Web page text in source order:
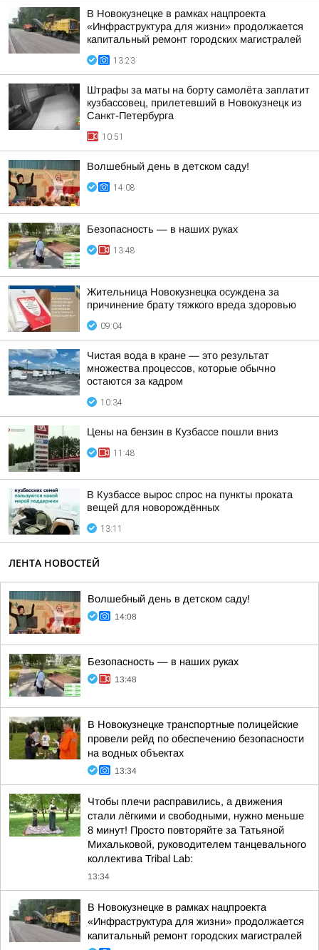
В Новокузнецке в рамках нацпроекта
«Инфраструктура для жизни» продолжается
капитальный ремонт городских магистралей
13:23
Штрафы за маты на борту самолёта заплатит
кузбассовец, прилетевший в Новокузнецк из
Санкт-Петербурга
10:51
Волшебный день в детском саду!
14:08
Безопасность — в наших руках
13:48
Жительница Новокузнецка осуждена за
причинение брату тяжкого вреда здоровью
09:04
Чистая вода в кране — это результат
множества процессов, которые обычно
остаются за кадром
10:34
Цены на бензин в Кузбассе пошли вниз
11:48
В Кузбассе вырос спрос на пункты проката
вещей для новорождённых
13:11
ЛЕНТА НОВОСТЕЙ
Волшебный день в детском саду!
14:08
Безопасность — в наших руках
13:48
В Новокузнецке транспортные полицейские
провели рейд по обеспечению безопасности
на водных объектах
13:34
Чтобы плечи расправились, а движения
стали лёгкими и свободными, нужно меньше
8 минут! Просто повторяйте за Татьяной
Михальковой, руководителем танцевального
коллектива Tribal Lab:
13:34
В Новокузнецке в рамках нацпроекта
«Инфраструктура для жизни» продолжается
капитальный ремонт городских магистралей